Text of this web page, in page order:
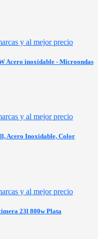
Acero inoxidable - Microondas
Acero Inoxidable, Color
23l 800w Plata